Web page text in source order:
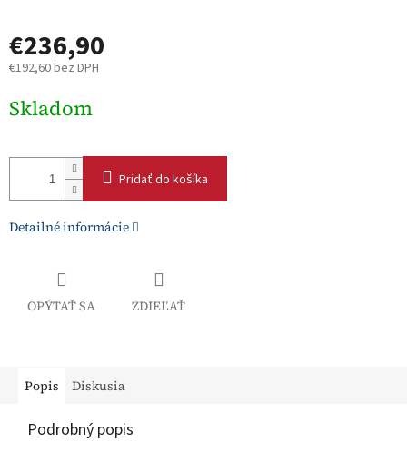
€236,90
€192,60 bez DPH
cena:
Skladom
Pridať do košíka
Detailné informácie
OPÝTAŤ SA ZDIEĽAŤ
Popis Diskusia
Podrobný popis